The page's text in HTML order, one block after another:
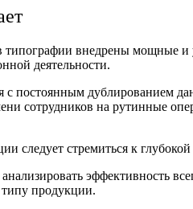
типографии внедрены мощные
деятельности.
с постоянным дублированием
сотрудников на рутинные
следует стремиться к
эффективность
типу продукции.